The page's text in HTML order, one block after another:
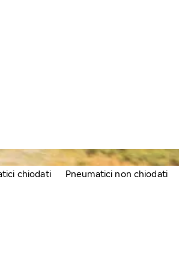
chiodati Pneumatici non chiodati